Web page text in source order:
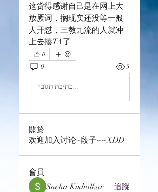
这货得感谢自己是在网上大
放厥词，搁现实还没等一般
人开怼，三教九流的人就冲
上去揍TA了
0
0 5
כתיבת תגובה...
關於
欢迎加入讨论~段子~~XDD
會員
Sneha Kinholkar
追蹤